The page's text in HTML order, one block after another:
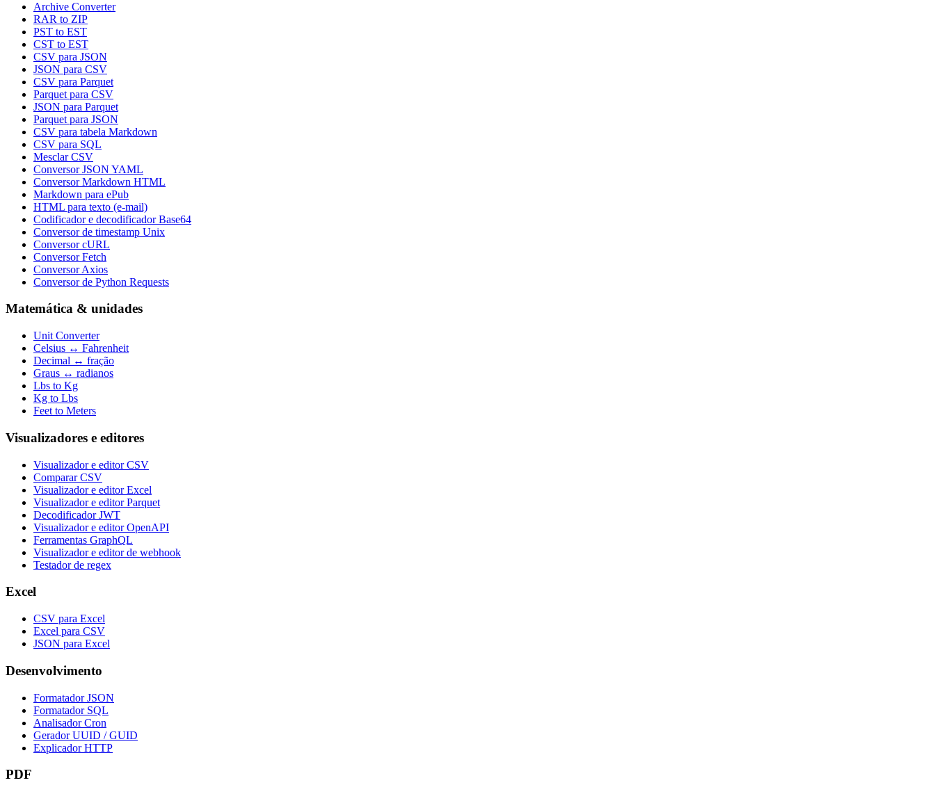
Archive Converter
RAR to ZIP
PST to EST
CST to EST
CSV para JSON
JSON para CSV
CSV para Parquet
Parquet para CSV
JSON para Parquet
Parquet para JSON
CSV para tabela Markdown
CSV para SQL
Mesclar CSV
Conversor JSON YAML
Conversor Markdown HTML
Markdown para ePub
HTML para texto (e-mail)
Codificador e decodificador Base64
Conversor de timestamp Unix
Conversor cURL
Conversor Fetch
Conversor Axios
Conversor de Python Requests
Matemática & unidades
Unit Converter
Celsius ↔ Fahrenheit
Decimal ↔ fração
Graus ↔ radianos
Lbs to Kg
Kg to Lbs
Feet to Meters
Visualizadores e editores
Visualizador e editor CSV
Comparar CSV
Visualizador e editor Excel
Visualizador e editor Parquet
Decodificador JWT
Visualizador e editor OpenAPI
Ferramentas GraphQL
Visualizador e editor de webhook
Testador de regex
Excel
CSV para Excel
Excel para CSV
JSON para Excel
Desenvolvimento
Formatador JSON
Formatador SQL
Analisador Cron
Gerador UUID / GUID
Explicador HTTP
PDF